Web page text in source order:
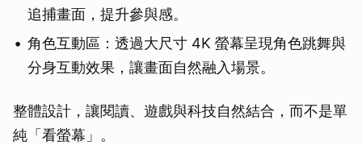
追捕畫面，提升參與感。
角色互動區：透過大尺寸 4K 螢幕呈現角色跳舞與
分身互動效果，讓畫面自然融入場景。
整體設計，讓閱讀、遊戲與科技自然結合，而不是單
純「看螢幕」。